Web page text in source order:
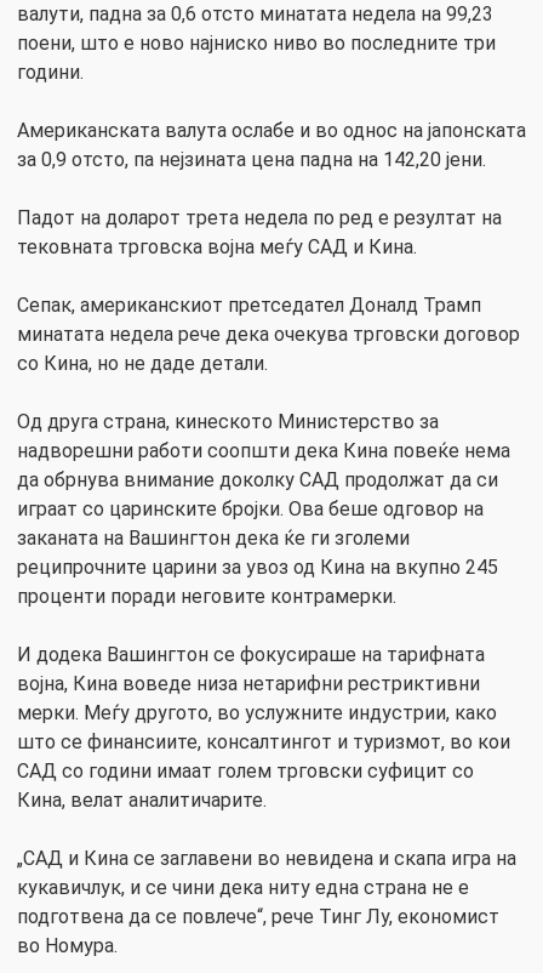
валути, падна за 0,6 отсто минатата недела на 99,23
поени, што е ново најниско ниво во последните три
години.
Американската валута ослабе и во однос на јапонската
за 0,9 отсто, па нејзината цена падна на 142,20 јени.
Падот на доларот трета недела по ред е резултат на
тековната трговска војна меѓу САД и Кина.
Сепак, американскиот претседател Доналд Трамп
минатата недела рече дека очекува трговски договор
со Кина, но не даде детали.
Од друга страна, кинеското Министерство за
надворешни работи соопшти дека Кина повеќе нема
да обрнува внимание доколку САД продолжат да си
играат со царинските бројки. Ова беше одговор на
заканата на Вашингтон дека ќе ги зголеми
реципрочните царини за увоз од Кина на вкупно 245
проценти поради неговите контрамерки.
И додека Вашингтон се фокусираше на тарифната
војна, Кина воведе низа нетарифни рестриктивни
мерки. Меѓу другото, во услужните индустрии, како
што се финансиите, консалтингот и туризмот, во кои
САД со години имаат голем трговски суфицит со
Кина, велат аналитичарите.
„САД и Кина се заглавени во невидена и скапа игра на
кукавичлук, и се чини дека ниту една страна не е
подготвена да се повлече“, рече Тинг Лу, економист
во Номура.